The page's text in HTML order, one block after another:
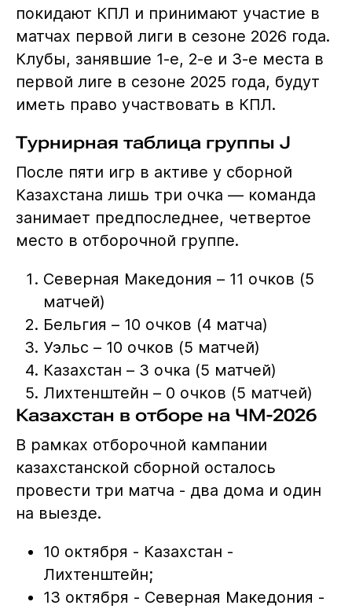
покидают КПЛ и принимают участие в
матчах первой лиги в сезоне 2026 года.
Клубы, занявшие 1-е, 2-е и 3-е места в
первой лиге в сезоне 2025 года, будут
иметь право участвовать в КПЛ.
Турнирная таблица группы J
После пяти игр в активе у сборной
Казахстана лишь три очка — команда
занимает предпоследнее, четвертое
место в отборочной группе.
Северная Македония – 11 очков (5
матчей)
Бельгия – 10 очков (4 матча)
Уэльс – 10 очков (5 матчей)
Казахстан – 3 очка (5 матчей)
Лихтенштейн – 0 очков (5 матчей)
Казахстан в отборе на ЧМ-2026
В рамках отборочной кампании
казахстанской сборной осталось
провести три матча - два дома и один
на выезде.
10 октября - Казахстан -
Лихтенштейн;
13 октября - Северная Македония -